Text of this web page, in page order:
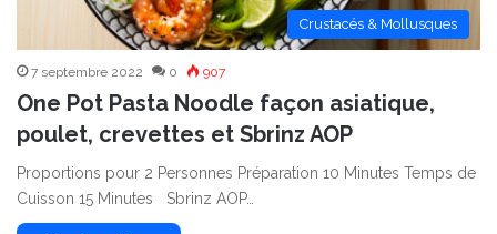
Crustacés & Mollusques
7 septembre 2022 0 907
One Pot Pasta Noodle façon asiatique,
poulet, crevettes et Sbrinz AOP
Proportions pour 2 Personnes Préparation 10 Minutes Temps de
Cuisson 15 Minutes Sbrinz AOP…